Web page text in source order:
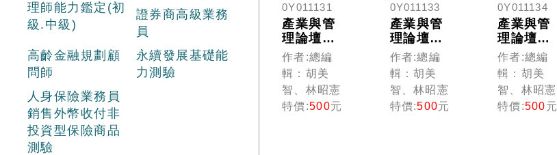
理師能力鑑定(初
級.中級)
證券商高級業務
員
高齡金融規劃顧
問師
永續發展基礎能
力測驗
人身保險業務員
銷售外幣收付非
投資型保險商品
測驗
0Y011131
產業與管
理論壇第
26卷第1
期
作者:總編
輯：胡美
智、林昭憲
特價:500元
0Y011133
產業與管
理論壇第
26卷第3
期
作者:總編
輯：胡美
智、林昭憲
特價:500元
0Y011134
產業與管
理論壇第
26卷第4
期
作者:總編
輯：胡美
智、林昭憲
特價:500元